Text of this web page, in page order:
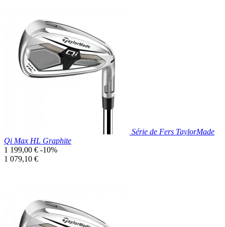
Prix réduit
Aperçu rapide
Série de Fers TaylorMade
Qi Max HL Graphite
Prix
de
1 199,00 € -10%
Prix
1 079,10 €
Prix réduit
Aperçu rapide